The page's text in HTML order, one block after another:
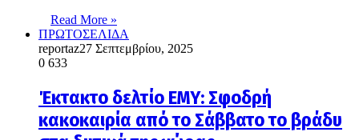
Read More »
ΠΡΩΤΟΣΕΛΙΔΑ
reportaz27 Σεπτεμβρίου, 2025
0 633
Έκτακτο δελτίο ΕΜΥ: Σφοδρή
κακοκαιρία από το Σάββατο το βράδυ